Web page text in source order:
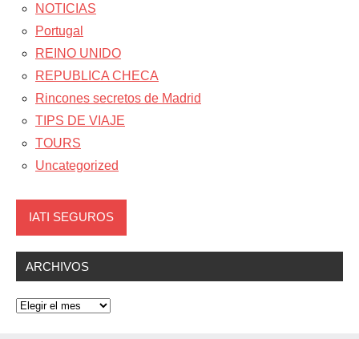
NOTICIAS
Portugal
REINO UNIDO
REPUBLICA CHECA
Rincones secretos de Madrid
TIPS DE VIAJE
TOURS
Uncategorized
IATI SEGUROS
ARCHIVOS
Archivos